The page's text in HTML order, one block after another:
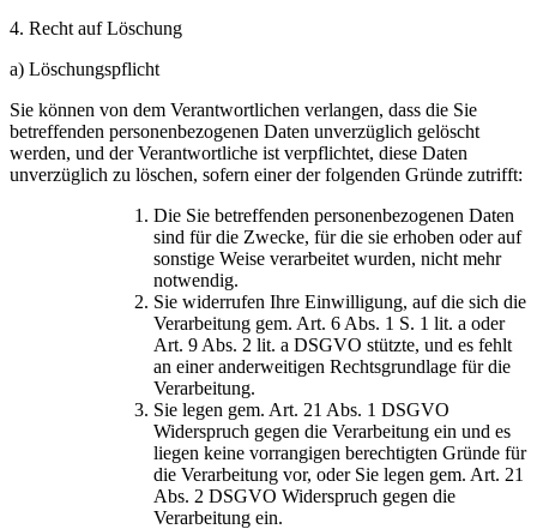
4. Recht auf Löschung
a) Löschungspflicht
Sie können von dem Verantwortlichen verlangen, dass die Sie
betreffenden personenbezogenen Daten unverzüglich gelöscht
werden, und der Verantwortliche ist verpflichtet, diese Daten
unverzüglich zu löschen, sofern einer der folgenden Gründe zutrifft:
Die Sie betreffenden personenbezogenen Daten
sind für die Zwecke, für die sie erhoben oder auf
sonstige Weise verarbeitet wurden, nicht mehr
notwendig.
Sie widerrufen Ihre Einwilligung, auf die sich die
Verarbeitung gem. Art. 6 Abs. 1 S. 1 lit. a oder
Art. 9 Abs. 2 lit. a DSGVO stützte, und es fehlt
an einer anderweitigen Rechtsgrundlage für die
Verarbeitung.
Sie legen gem. Art. 21 Abs. 1 DSGVO
Widerspruch gegen die Verarbeitung ein und es
liegen keine vorrangigen berechtigten Gründe für
die Verarbeitung vor, oder Sie legen gem. Art. 21
Abs. 2 DSGVO Widerspruch gegen die
Verarbeitung ein.